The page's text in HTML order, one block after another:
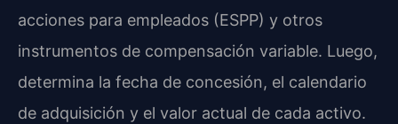
acciones para empleados (ESPP) y otros
instrumentos de compensación variable. Luego,
determina la fecha de concesión, el calendario
de adquisición y el valor actual de cada activo.